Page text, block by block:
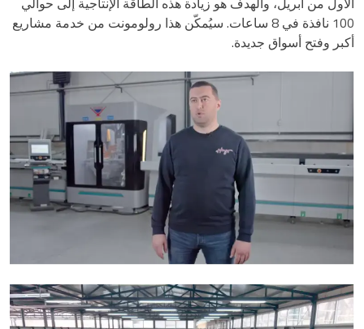
100 نافذة في 8 ساعات. سيُمكّن هذا رولومونت من خدمة مشاريع
أكبر وفتح أسواق جديدة.